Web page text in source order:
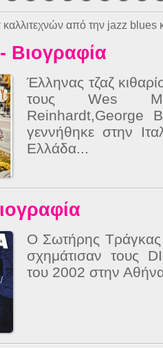
καλλιτεχνών από την jazz blues
Βιογραφία
Έλληνας τζαζ
τους Wes
Reinhardt,George
γεννήθηκε στην
Ελλάδα...
O Σωτήρης
σχημάτισαν τους
του 2002 στην